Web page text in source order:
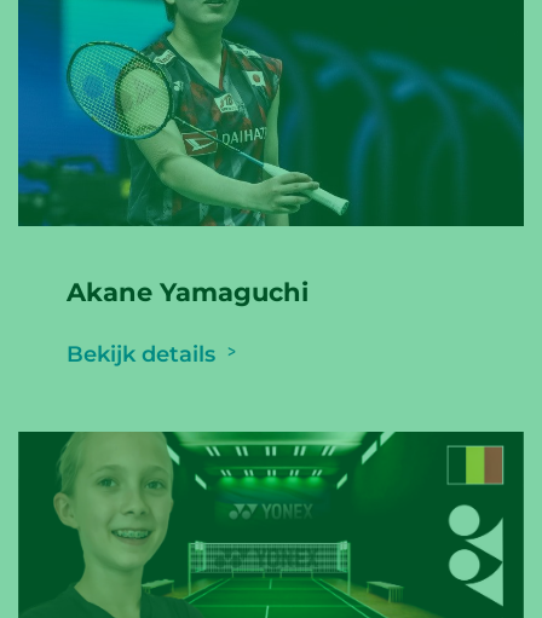
Akane Yamaguchi
Bekijk details